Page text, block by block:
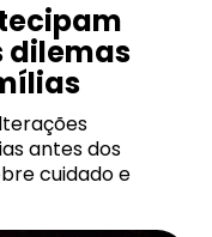
dilemas
antes dos
cuidado e